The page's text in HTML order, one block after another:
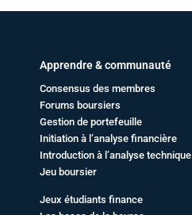
Apprendre & communauté
Consensus des membres
Forums boursiers
Gestion de portefeuille
Initiation à l’analyse financière
Introduction à l’analyse technique
Jeu boursier
Jeux étudiants finance